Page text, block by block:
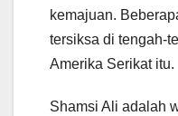
kemajuan.
tersiksa di tengah-
Amerika Serikat itu.
Shamsi Ali adalah